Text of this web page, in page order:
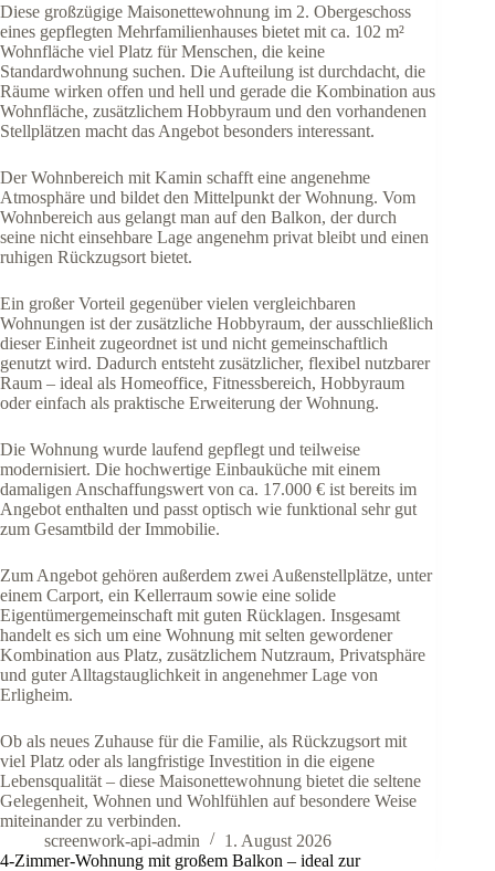
Diese großzügige Maisonettewohnung im 2. Obergeschoss
eines gepflegten Mehrfamilienhauses bietet mit ca. 102 m²
Wohnfläche viel Platz für Menschen, die keine
Standardwohnung suchen. Die Aufteilung ist durchdacht, die
Räume wirken offen und hell und gerade die Kombination aus
Wohnfläche, zusätzlichem Hobbyraum und den vorhandenen
Stellplätzen macht das Angebot besonders interessant.
Der Wohnbereich mit Kamin schafft eine angenehme
Atmosphäre und bildet den Mittelpunkt der Wohnung. Vom
Wohnbereich aus gelangt man auf den Balkon, der durch
seine nicht einsehbare Lage angenehm privat bleibt und einen
ruhigen Rückzugsort bietet.
Ein großer Vorteil gegenüber vielen vergleichbaren
Wohnungen ist der zusätzliche Hobbyraum, der ausschließlich
dieser Einheit zugeordnet ist und nicht gemeinschaftlich
genutzt wird. Dadurch entsteht zusätzlicher, flexibel nutzbarer
Raum – ideal als Homeoffice, Fitnessbereich, Hobbyraum
oder einfach als praktische Erweiterung der Wohnung.
Die Wohnung wurde laufend gepflegt und teilweise
modernisiert. Die hochwertige Einbauküche mit einem
damaligen Anschaffungswert von ca. 17.000 € ist bereits im
Angebot enthalten und passt optisch wie funktional sehr gut
zum Gesamtbild der Immobilie.
Zum Angebot gehören außerdem zwei Außenstellplätze, unter
einem Carport, ein Kellerraum sowie eine solide
Eigentümergemeinschaft mit guten Rücklagen. Insgesamt
handelt es sich um eine Wohnung mit selten gewordener
Kombination aus Platz, zusätzlichem Nutzraum, Privatsphäre
und guter Alltagstauglichkeit in angenehmer Lage von
Erligheim.
Ob als neues Zuhause für die Familie, als Rückzugsort mit
viel Platz oder als langfristige Investition in die eigene
Lebensqualität – diese Maisonettewohnung bietet die seltene
Gelegenheit, Wohnen und Wohlfühlen auf besondere Weise
miteinander zu verbinden.
screenwork-api-admin
1. August 2026
4-Zimmer-Wohnung mit großem Balkon – ideal zur